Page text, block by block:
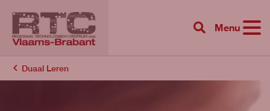
{{ Menu
Duaal Leren